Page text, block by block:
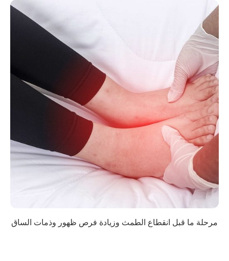
مرحلة ما قبل انقطاع الطمث وزيادة فرص ظهور وذمات الساق